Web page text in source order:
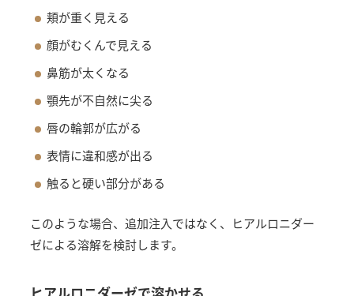
頬が重く見える
顔がむくんで見える
鼻筋が太くなる
顎先が不自然に尖る
唇の輪郭が広がる
表情に違和感が出る
触ると硬い部分がある
このような場合、追加注入ではなく、ヒアルロニダー
ゼによる溶解を検討します。